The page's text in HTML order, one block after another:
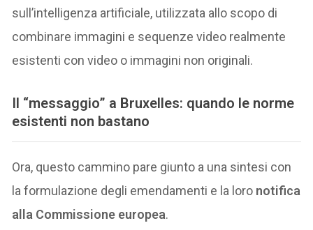
sull’intelligenza artificiale, utilizzata allo scopo di
combinare immagini e sequenze video realmente
esistenti con video o immagini non originali.
Il “messaggio” a Bruxelles: quando le norme
esistenti non bastano
Ora, questo cammino pare giunto a una sintesi con
la formulazione degli emendamenti e la loro notifica
alla Commissione europea.